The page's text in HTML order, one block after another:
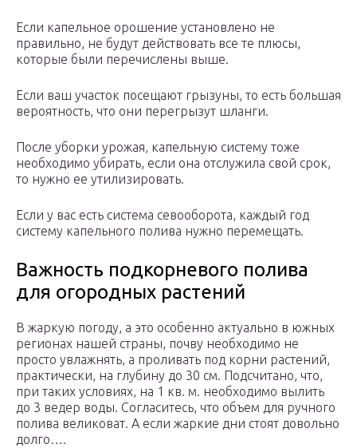
Если капельное орошение установлено не
правильно, не будут действовать все те плюсы,
которые были перечислены выше.
Если ваш участок посещают грызуны, то есть большая
вероятность, что они перегрызут шланги.
После уборки урожая, капельную систему тоже
необходимо убирать, если она отслужила свой срок,
то нужно ее утилизировать.
Если у вас есть система севооборота, каждый год
систему капельного полива нужно перемещать.
Важность подкорневого полива
для огородных растений
В жаркую погоду, а это особенно актуально в южных
регионах нашей страны, почву необходимо не
просто увлажнять, а проливать под корни растений,
практически, на глубину до 30 см. Подсчитано, что,
при таких условиях, на 1 кв. м. необходимо вылить
до 3 ведер воды. Согласитесь, что объем для ручного
полива великоват. А если жаркие дни стоят довольно
долго….